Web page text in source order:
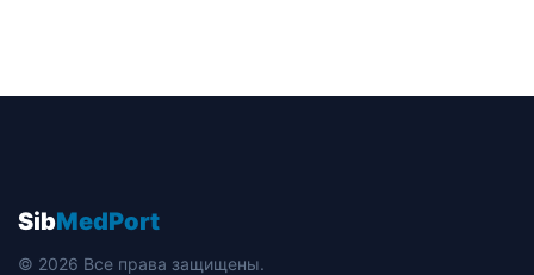
SibMedPort
© 2026 Все права защищены.